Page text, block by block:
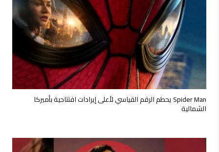
Spider Man يحطم الرقم القياسي لأعلى إيرادات افتتاحية بأميركا
الشمالية